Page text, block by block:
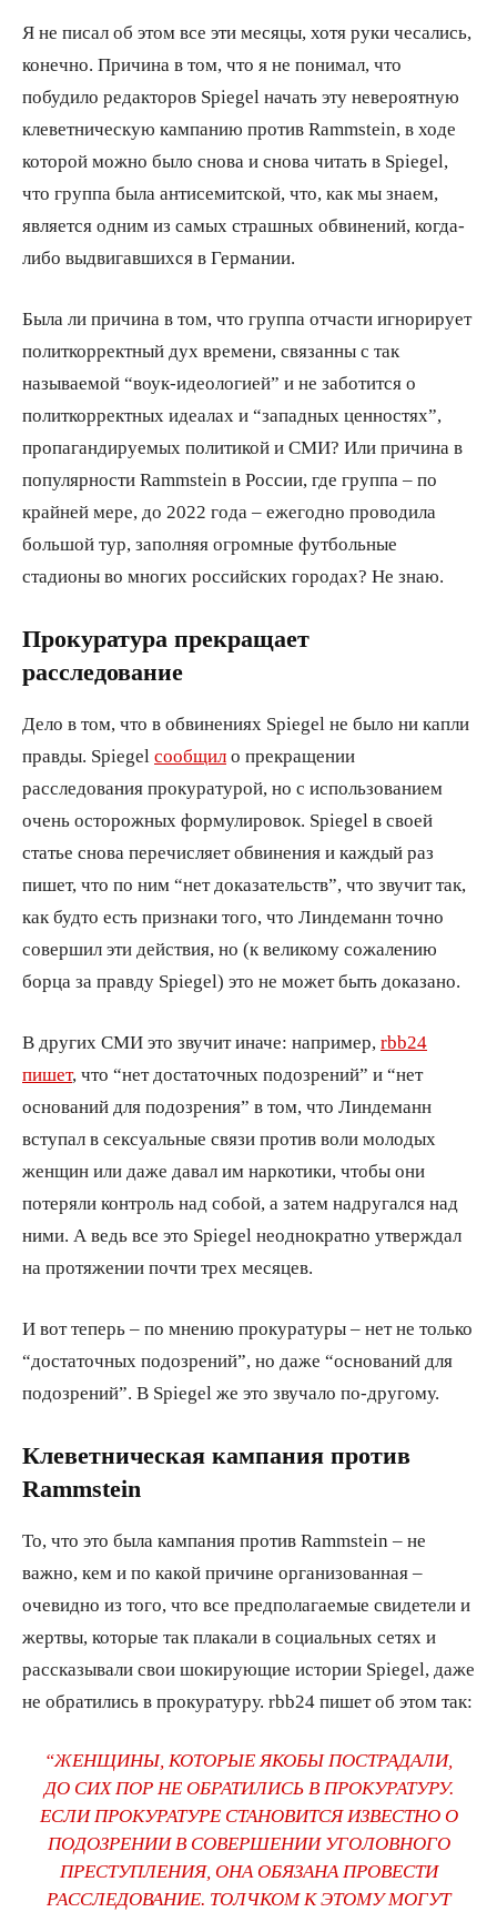
Я не писал об этом все эти месяцы, хотя руки чесались,
конечно. Причина в том, что я не понимал, что
побудило редакторов Spiegel начать эту невероятную
клеветническую кампанию против Rammstein, в ходе
которой можно было снова и снова читать в Spiegel,
что группа была антисемитской, что, как мы знаем,
является одним из самых страшных обвинений, когда-
либо выдвигавшихся в Германии.
Была ли причина в том, что группа отчасти игнорирует
политкорректный дух времени, связанны с так
называемой “воук-идеологией” и не заботится о
политкорректных идеалах и “западных ценностях”,
пропагандируемых политикой и СМИ? Или причина в
популярности Rammstein в России, где группа – по
крайней мере, до 2022 года – ежегодно проводила
большой тур, заполняя огромные футбольные
стадионы во многих российских городах? Не знаю.
Прокуратура прекращает
расследование
Дело в том, что в обвинениях Spiegel не было ни капли
правды. Spiegel сообщил о прекращении
расследования прокуратурой, но с использованием
очень осторожных формулировок. Spiegel в своей
статье снова перечисляет обвинения и каждый раз
пишет, что по ним “нет доказательств”, что звучит так,
как будто есть признаки того, что Линдеманн точно
совершил эти действия, но (к великому сожалению
борца за правду Spiegel) это не может быть доказано.
В других СМИ это звучит иначе: например, rbb24
пишет, что “нет достаточных подозрений” и “нет
оснований для подозрения” в том, что Линдеманн
вступал в сексуальные связи против воли молодых
женщин или даже давал им наркотики, чтобы они
потеряли контроль над собой, а затем надругался над
ними. А ведь все это Spiegel неоднократно утверждал
на протяжении почти трех месяцев.
И вот теперь – по мнению прокуратуры – нет не только
“достаточных подозрений”, но даже “оснований для
подозрений”. В Spiegel же это звучало по-другому.
Клеветническая кампания против
Rammstein
То, что это была кампания против Rammstein – не
важно, кем и по какой причине организованная –
очевидно из того, что все предполагаемые свидетели и
жертвы, которые так плакали в социальных сетях и
рассказывали свои шокирующие истории Spiegel, даже
не обратились в прокуратуру. rbb24 пишет об этом так:
“ЖЕНЩИНЫ, КОТОРЫЕ ЯКОБЫ ПОСТРАДАЛИ,
ДО СИХ ПОР НЕ ОБРАТИЛИСЬ В ПРОКУРАТУРУ.
ЕСЛИ ПРОКУРАТУРЕ СТАНОВИТСЯ ИЗВЕСТНО О
ПОДОЗРЕНИИ В СОВЕРШЕНИИ УГОЛОВНОГО
ПРЕСТУПЛЕНИЯ, ОНА ОБЯЗАНА ПРОВЕСТИ
РАССЛЕДОВАНИЕ. ТОЛЧКОМ К ЭТОМУ МОГУТ